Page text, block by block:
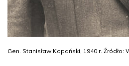
Gen. Stanisław Kopański, 1940 r.